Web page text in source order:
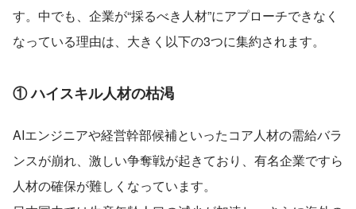
す。中でも、企業が“採るべき人材”にアプローチできなく
なっている理由は、大きく以下の3つに集約されます。
① ハイスキル人材の枯渇
AIエンジニアや経営幹部候補といったコア人材の需給バラ
ンスが崩れ、激しい争奪戦が起きており、有名企業ですら
人材の確保が難しくなっています。